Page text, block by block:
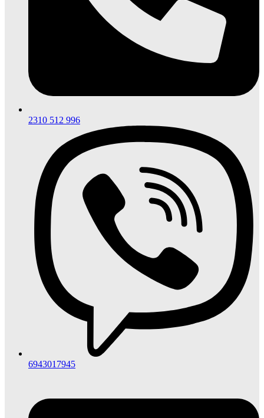
2310 512 996
6943017945